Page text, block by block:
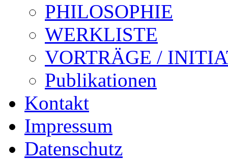
PHILOSOPHIE
WERKLISTE
VORTRÄGE /
Publikationen
Kontakt
Impressum
Datenschutz